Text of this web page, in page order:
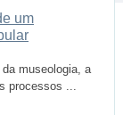
um
museologia, a
processos ...